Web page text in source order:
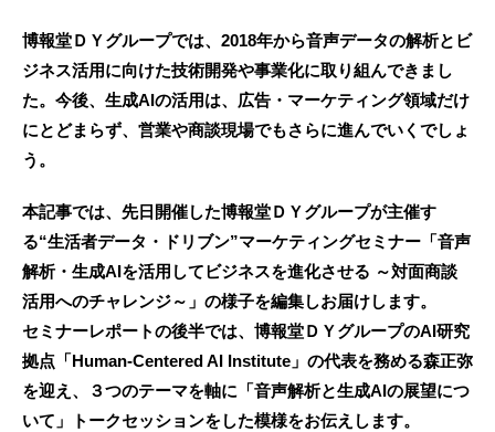
博報堂ＤＹグループでは、2018年から音声データの解析とビ
ジネス活用に向けた技術開発や事業化に取り組んできまし
た。今後、生成AIの活用は、広告・マーケティング領域だけ
にとどまらず、営業や商談現場でもさらに進んでいくでしょ
う。
本記事では、先日開催した博報堂ＤＹグループが主催す
る“生活者データ・ドリブン”マーケティングセミナー「音声
解析・生成AIを活用してビジネスを進化させる ～対面商談
活用へのチャレンジ～」の様子を編集しお届けします。
セミナーレポートの後半では、博報堂ＤＹグループのAI研究
拠点「Human-Centered AI Institute」の代表を務める森正弥
を迎え、３つのテーマを軸に「音声解析と生成AIの展望につ
いて」トークセッションをした模様をお伝えします。